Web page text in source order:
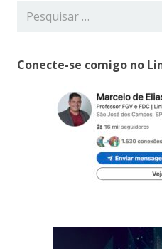
Pesquisar
Conecte-se comigo no